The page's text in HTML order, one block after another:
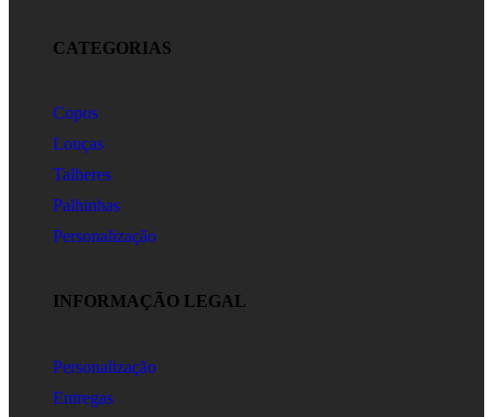
CATEGORIAS
Copos
Louças
Talheres
Palhinhas
Personalização
INFORMAÇÃO LEGAL
Personalização
Entregas